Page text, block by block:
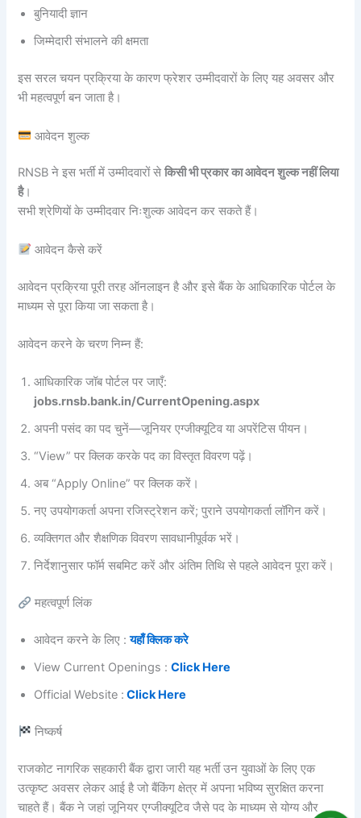
बुनियादी ज्ञान
जिम्मेदारी संभालने की क्षमता
इस सरल चयन प्रक्रिया के कारण फ्रेशर उम्मीदवारों के लिए यह अवसर और
भी महत्वपूर्ण बन जाता है।
आवेदन शुल्क
RNSB ने इस भर्ती में उम्मीदवारों सेकिसी भी प्रकार का आवेदन शुल्क नहीं लिया
है।
सभी श्रेणियों के उम्मीदवार निःशुल्क आवेदन कर सकते हैं।
आवेदन कैसे करें
आवेदन प्रक्रिया पूरी तरह ऑनलाइन है और इसे बैंक के आधिकारिक पोर्टल के
माध्यम से पूरा किया जा सकता है।
आवेदन करने के चरण निम्न हैं:
आधिकारिक जॉब पोर्टल पर जाएँ:
jobs.rnsb.bank.in/CurrentOpening.aspx
अपनी पसंद का पद चुनें—जूनियर एग्जीक्यूटिव या अपरेंटिस पीयन।
“View” पर क्लिक करके पद का विस्तृत विवरण पढ़ें।
अब “Apply Online” पर क्लिक करें।
नए उपयोगकर्ता अपना रजिस्ट्रेशन करें; पुराने उपयोगकर्ता लॉगिन करें।
व्यक्तिगत और शैक्षणिक विवरण सावधानीपूर्वक भरें।
निर्देशानुसार फॉर्म सबमिट करें और अंतिम तिथि से पहले आवेदन पूरा करें।
महत्वपूर्ण लिंक
आवेदन करने के लिए :यहाँ क्लिक करे
View Current Openings :Click Here
Official Website : Click Here
निष्कर्ष
राजकोट नागरिक सहकारी बैंक द्वारा जारी यह भर्ती उन युवाओं के लिए एक
उत्कृष्ट अवसर लेकर आई है जो बैंकिंग क्षेत्र में अपना भविष्य सुरक्षित करना
चाहते हैं। बैंक ने जहां जूनियर एग्जीक्यूटिव जैसे पद के माध्यम से योग्य और